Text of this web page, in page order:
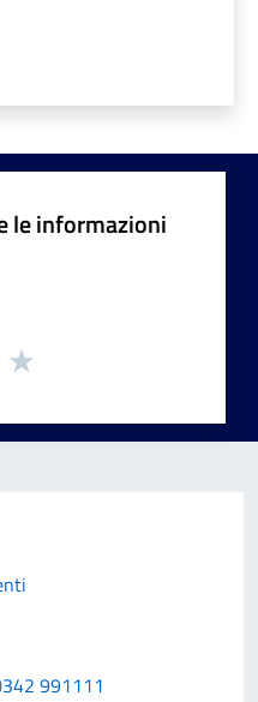
le informazioni
991111